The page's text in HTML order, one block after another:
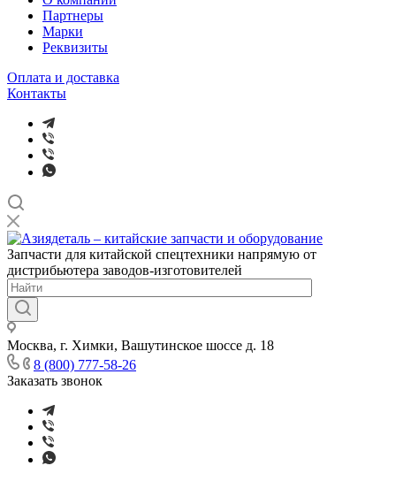
Партнеры
Марки
Реквизиты
Оплата и доставка
Контакты
Запчасти для китайской спецтехники напрямую от
дистрибьютера заводов-изготовителей
Москва, г. Химки, Вашутинское шоссе д. 18
8 (800) 777-58-26
Заказать звонок